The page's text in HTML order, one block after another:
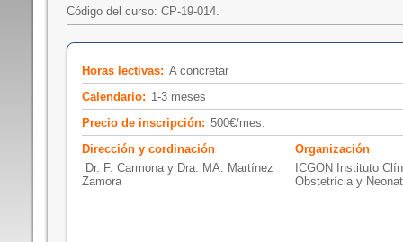
Código del curso: CP-19-014.
Horas lectivas: A concretar
Calendario: 1-3 meses
Precio de inscripción: 500€/mes.
Dirección y cordinación
Dr. F. Carmona y Dra. MA. Martínez
Zamora
Organización
ICGON Instituto
Obstetrícia y